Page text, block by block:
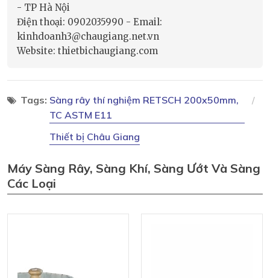
- TP Hà Nội
Điện thoại: 0902035990 - Email:
kinhdoanh3@chaugiang.net.vn
Website: thietbichaugiang.com
Tags: Sàng rây thí nghiệm RETSCH 200x50mm,
TC ASTM E11
Thiết bị Châu Giang
Máy Sàng Rây, Sàng Khí, Sàng Ướt Và Sàng
Các Loại